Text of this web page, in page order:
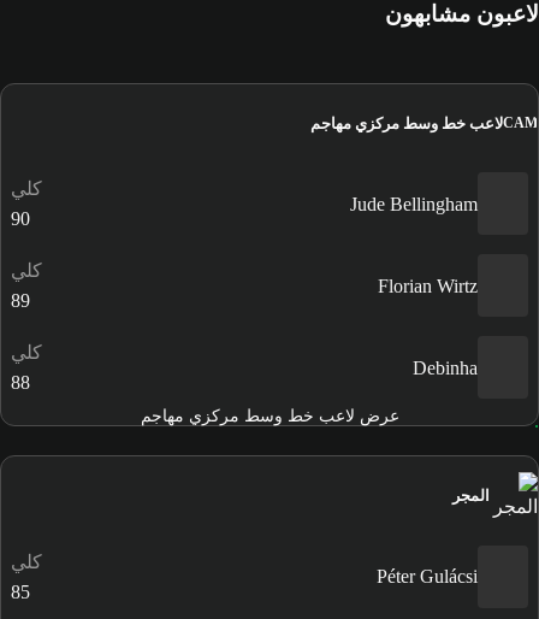
لاعبون مشابهون
CAMلاعب خط وسط مركزي مهاجم
Jude Bellingham
كلي
90
Florian Wirtz
كلي
89
Debinha
كلي
88
عرض لاعب خط وسط مركزي مهاجم
المجر
Péter Gulácsi
كلي
85